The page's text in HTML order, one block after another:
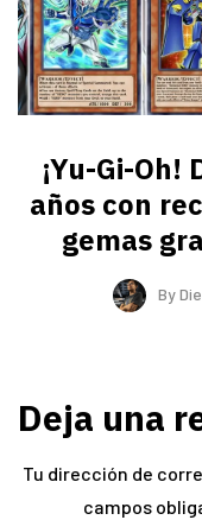
¡Yu-Gi-Oh!
años con
gemas
By
Deja una
Tu dirección de
campos